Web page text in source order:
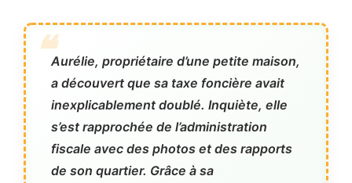
Aurélie, propriétaire d’une petite maison,
a découvert que sa taxe foncière avait
inexplicablement doublé. Inquiète, elle
s’est rapprochée de l’administration
fiscale avec des photos et des rapports
de son quartier. Grâce à sa